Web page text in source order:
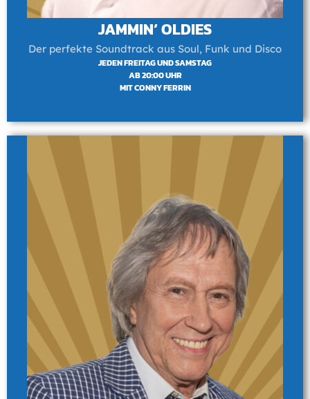
JAMMIN‘ OLDIES
Der perfekte Soundtrack aus Soul, Funk und Disco
JEDEN FREITAG UND SAMSTAG
AB 20:00 UHR
MIT CONNY FERRIN